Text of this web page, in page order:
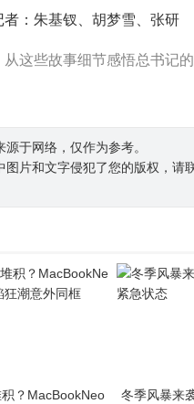
：朱基钗、胡梦雪、张研
从这些故事细节感悟总书记
源于网络，仅作为参考。
图片和文字侵犯了您的版权，请
？MacBookNeo
冬季风暴来